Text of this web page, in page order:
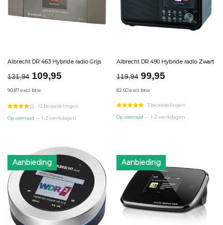
Albrecht DR 463 Hybride radio Grijs
131,94 Oorspronkelijke
prijs
was:
€131,94.
109,95Huidige
€109,95.
90.87 excl. btw
12 beoordelingen
Op voorraad — 1-2 werkdagen
Albrecht DR 490 Hybride radio Zwart
119,94 Oorspronkelijke
prijs
was:
€119,94.
99,95Huidige
€99,95.
82.60 excl. btw
3 beoordelingen
Op voorraad — 1-2 werkdagen
Aanbieding Aanbieding